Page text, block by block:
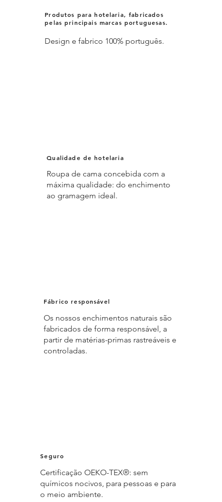
Produtos para hotelaria, fabricados
pelas principais marcas portuguesas.
Design e fabrico 100% português.
Qualidade de hotelaria
Roupa de cama concebida com a
máxima qualidade: do enchimento
ao gramagem ideal.
Fábrico responsável
Os nossos enchimentos naturais são
fabricados de forma responsável, a
partir de matérias-primas rastreáveis e
controladas.
Seguro
Certificação OEKO-TEX®: sem
químicos nocivos, para pessoas e para
o meio ambiente.